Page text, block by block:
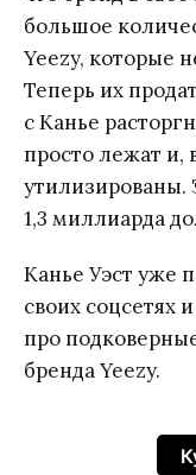
большое
Yeezy, которые
Теперь их
с Канье
просто лежат и,
утилизированы.
1,3 миллиарда
Канье Уэст уже
своих соцсетях
про
бренда Yeezy.